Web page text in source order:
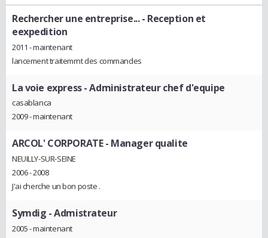
Rechercher une entreprise...- Reception et
eexpedition
2011 - maintenant
lancement traitemrnt des commandes
La voie express- Administrateur chef d'equipe
casablanca
2009 - maintenant
ARCOL' CORPORATE- Manager qualite
NEUILLY-SUR-SEINE
2006 - 2008
J'ai cherche un bon poste .
Symdig - Admistrateur
2005 - maintenant